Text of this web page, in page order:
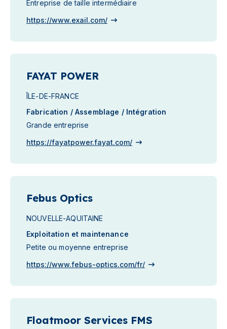
Entreprise de taille intermédiaire
https://www.exail.com/
FAYAT POWER
ÎLE-DE-FRANCE
Fabrication / Assemblage / Intégration
Grande entreprise
https://fayatpower.fayat.com/
Febus Optics
NOUVELLE-AQUITAINE
Exploitation et maintenance
Petite ou moyenne entreprise
https://www.febus-optics.com/fr/
Floatmoor Services FMS